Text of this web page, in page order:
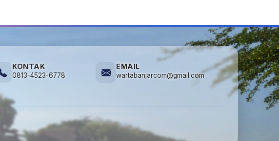
KONTAK
0813-4523-6778
EMAIL
wartabanjarcom@gmail.com